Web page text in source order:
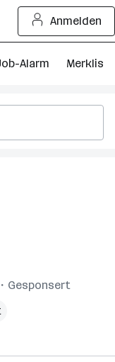
Anmelden
Alarm Merkliste
Gesponsert